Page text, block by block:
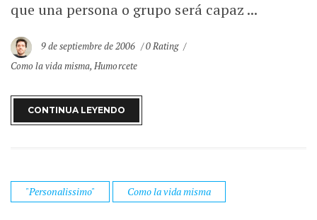
que una persona o grupo será capaz ...
9 de septiembre de 2006
0 Rating
Como la vida misma,Humorcete
CONTINUA LEYENDO
"Personalissimo" Como la vida misma